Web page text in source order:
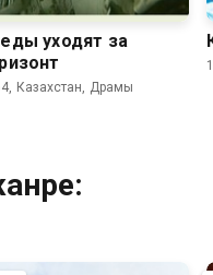
уходят за
Казахстан, Драмы